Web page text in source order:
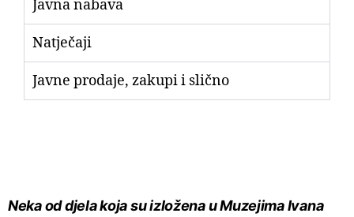
Javna nabava
Natječaji
Javne prodaje, zakupi i slično
Neka od djela koja su izložena u Muzejima Ivana